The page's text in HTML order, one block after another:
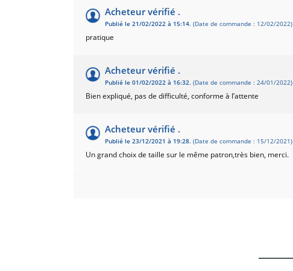
Acheteur vérifié .
Publié le 21/02/2022 à 15:14. (Date de commande : 12/02/2022)
pratique
Acheteur vérifié .
Publié le 01/02/2022 à 16:32. (Date de commande : 24/01/2022)
Bien expliqué, pas de difficulté, conforme à l’attente
Acheteur vérifié .
Publié le 23/12/2021 à 19:28. (Date de commande : 15/12/2021)
Un grand choix de taille sur le même patron,très bien, merci.